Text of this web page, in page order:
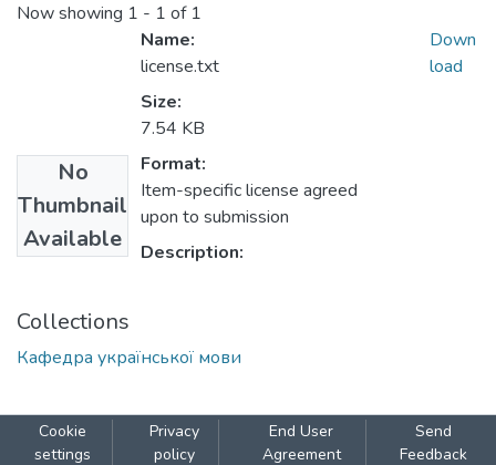
Now showing 1 - 1 of 1
No
Thumbnail
Available
Name:
license.txt
Size:
7.54 KB
Format:
Item-specific license agreed
upon to submission
Description:
Down
load
Collections
Кафедра української мови
Cookie
settings
Privacy
policy
End User
Agreement
Send
Feedback